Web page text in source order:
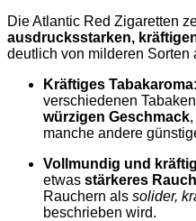
Die Atlantic Red Zigaretten
ausdrucksstarken,
deutlich von milderen Sorten
Kräftiges Tabakaroma:
verschiedenen
würzigen Geschmack
manche andere
Vollmundig und
etwas stärkeres
Rauchern als solider,
beschrieben wird.